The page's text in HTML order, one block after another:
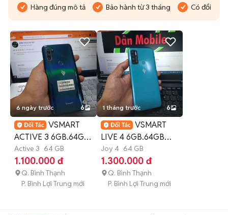
Hàng đúng mô tả Bảo hành từ 3 tháng Có đổi trả
6 ngày trước 6
VSMART
ACTIVE 3 6GB.64GB
PIN 4000 FULL CN
MÀN NÉT
Active 3 64 GB
1.100.000 đ
Q. Bình Thạnh
P. Bình Lợi Trung mới
1 tháng trước 6
VSMART
LIVE 4 6GB.64GB
PIN 5000 SNAP 665
FULL CN
Joy 4 64 GB
1.300.000 đ
Q. Bình Thạnh
P. Bình Lợi Trung mới